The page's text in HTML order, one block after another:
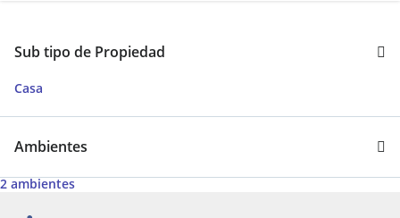
Sub tipo de Propiedad
Casa
Ambientes
2 ambientes